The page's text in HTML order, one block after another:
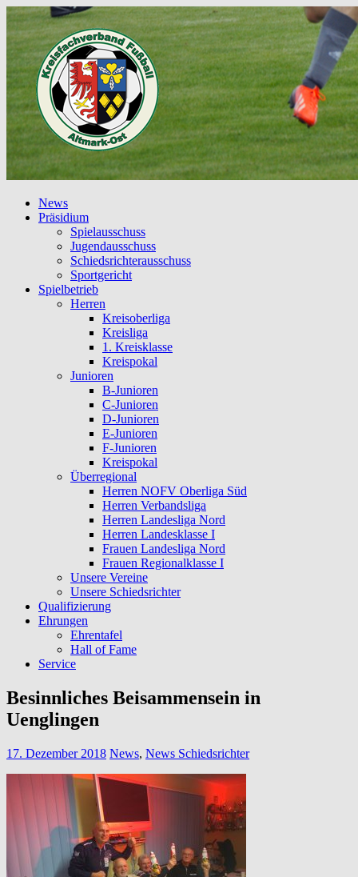
News
Präsidium
Spielausschuss
Jugendausschuss
Schiedsrichterausschuss
Sportgericht
Spielbetrieb
Herren
Kreisoberliga
Kreisliga
1. Kreisklasse
Kreispokal
Junioren
B-Junioren
C-Junioren
D-Junioren
E-Junioren
F-Junioren
Kreispokal
Überregional
Herren NOFV Oberliga Süd
Herren Verbandsliga
Herren Landesliga Nord
Herren Landesklasse I
Frauen Landesliga Nord
Frauen Regionalklasse I
Unsere Vereine
Unsere Schiedsrichter
Qualifizierung
Ehrungen
Ehrentafel
Hall of Fame
Service
Besinnliches Beisammensein in
Uenglingen
17. Dezember 2018 News, News Schiedsrichter